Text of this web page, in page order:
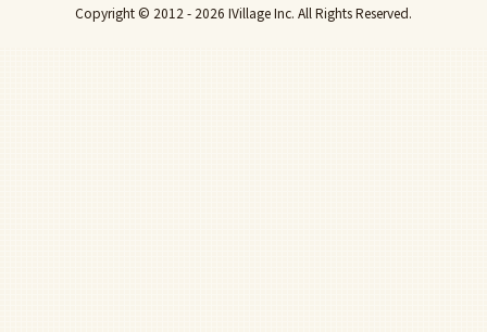
Copyright © 2012 - 2026 IVillage Inc. All Rights Reserved.